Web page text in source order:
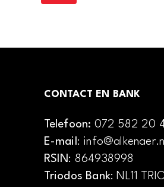
CONTACT EN BANK
Telefoon: 072 582 20
E-mail:
RSIN: 864938998
Triodos Bank: NL11